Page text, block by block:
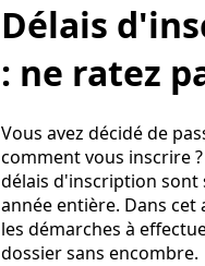
Délais
: ne ratez
Vous avez décidé de
comment vous inscrire
délais d'inscription sont
année entière. Dans cet
les démarches à
dossier sans encombre.